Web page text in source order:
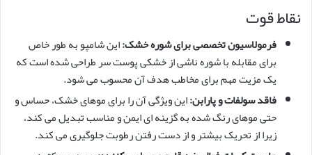
نقاط قوت
فرمولاسیون تخصصی برای شوره خشک:این شامپو به طور خاص
برای مقابله با شوره ناشی از خشکی پوست سر طراحی شده است که
یک مزیت مهم برای مخاطب هدف آن محسوب می شود.
فاقد سولفات و پارابن:این ویژگی آن را برای موهای خشک، حساس و
حتی موهای رنگ شده به گزینه ای ایمن و مناسب تبدیل می کند،
زیرا از تحریک بیشتر و از دست رفتن رطوبت جلوگیری می کند.